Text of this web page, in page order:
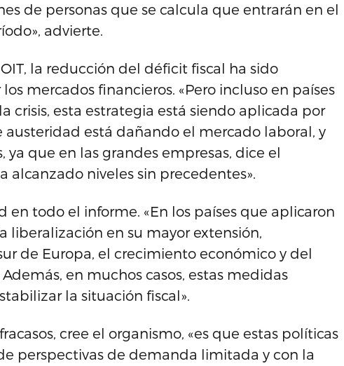
de personas que se calcula que entrarán en el
advierte.
la reducción del déficit fiscal ha sido
mercados financieros. «Pero incluso en países
crisis, esta estrategia está siendo aplicada por
austeridad está dañando el mercado laboral, y
ya que en las grandes empresas, dice el
alcanzado niveles sin precedentes».
en todo el informe. «En los países que aplicaron
liberalización en su mayor extensión,
de Europa, el crecimiento económico y del
en muchos casos, estas medidas
la situación fiscal».
cree el organismo, «es que estas políticas
perspectivas de demanda limitada y con la